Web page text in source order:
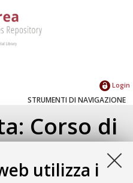
utilizza i
Login
STRUMENTI DI NAVIGAZIONE
Corso di